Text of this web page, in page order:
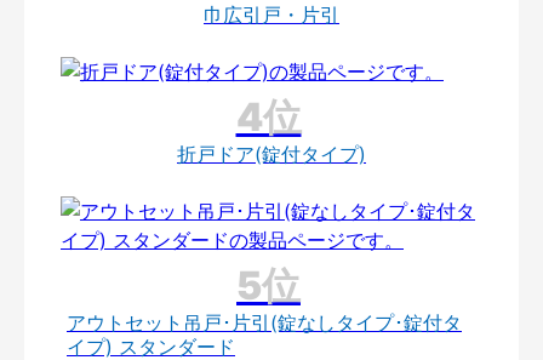
巾広引戸・片引
折戸ドア(錠付タイプ)
アウトセット吊戸･片引(錠なしタイプ･錠付タ
イプ) スタンダード